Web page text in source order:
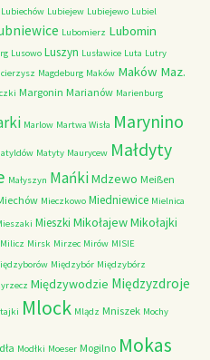
Lubiechów Lubiejew Lubiejewo Lubiel
Lubomierz Lubomin
Lusowo Luszyn Lusławice Luta Lutry
Magdeburg Maków Maków Maz.
Margonin Marianów Marienburg
Marlow Martwa Wisła Marynino
Matyty Maurycew Małdyty
Małyszyn MańkiMdzewo Meißen
Mieczkowo Miedniewice Mielnica
Mieszki MikołajewMikołajki
Milicz Mirsk Mirzec Mirów MISIE
Międzybór Międzybórz
Międzywodzie Międzyzdroje
Mlock Mlądz Mniszek Mochy
Modłki Moeser Mogilno Mokas